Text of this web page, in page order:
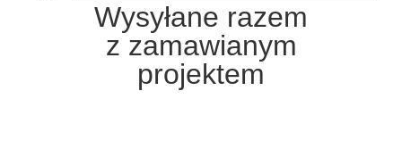
Wysyłane razem
z zamawianym
projektem